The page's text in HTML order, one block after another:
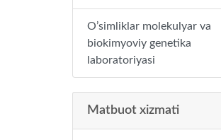
O’simliklar molekulyar va
biokimyoviy genetika
laboratoriyasi
Matbuot xizmati